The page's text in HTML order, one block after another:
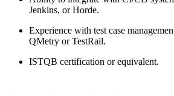
Jenkins, or Horde.
Experience with test case
QMetry or TestRail.
ISTQB certification or equivalent.